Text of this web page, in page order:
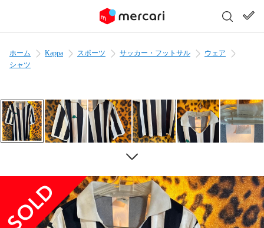
ホーム Kappa スポーツ サッカー・フットサル
ウェア
シャツ